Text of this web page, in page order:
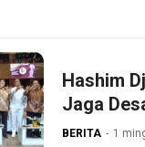
Hashim
Jaga
BERITA 1